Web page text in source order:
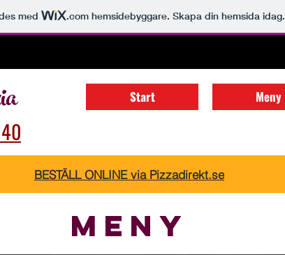
med .com hemsidebyggare. Skapa din hemsida idag.
Start Meny
BESTÄLL ONLINE via Pizzadirekt.se
Meny